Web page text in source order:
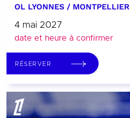
OL LYONNES / MONTPELLIER
4 mai 2027
date et heure à confirmer
RÉSERVER